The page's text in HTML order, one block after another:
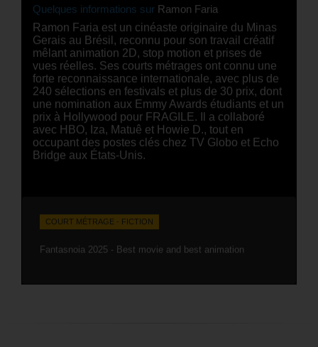
Quelques informations sur Ramon Faria
Ramon Faria est un cinéaste originaire du Minas
Gerais au Brésil, reconnu pour son travail créatif
mêlant animation 2D, stop motion et prises de
vues réelles. Ses courts métrages ont connu une
forte reconnaissance internationale, avec plus de
240 sélections en festivals et plus de 30 prix, dont
une nomination aux Emmy Awards étudiants et un
prix à Hollywood pour FRAGILE. Il a collaboré
avec HBO, Iza, Matuê et Howie D., tout en
occupant des postes clés chez TV Globo et Echo
Bridge aux États-Unis.
COURT MÉTRAGE - FICTION
Fantasnoia 2025 - Best movie and best animation